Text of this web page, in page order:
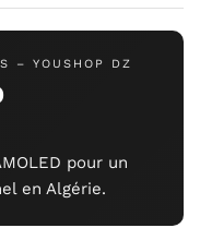
– YOUSHOP DZ
pour un
en Algérie.